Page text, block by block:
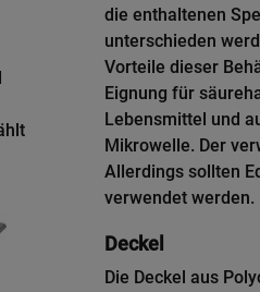
die enthaltenen
unterschieden
Vorteile dieser
Eignung für
Lebensmittel und
Mikrowelle. Der
Allerdings sollten
verwendet werden.
Deckel
Die Deckel aus